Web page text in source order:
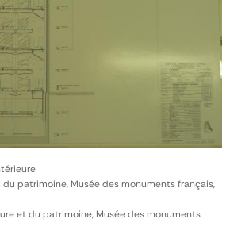
patrimoine, Musée des monuments français,
et du patrimoine, Musée des monuments